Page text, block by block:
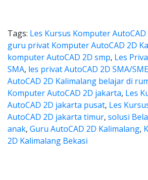
Tags: Les Kursus Komputer
guru privat Komputer AutoCAD 2D
komputer AutoCAD 2D smp, Les
SMA, les privat AutoCAD 2D SMA/
AutoCAD 2D Kalimalang belajar di
Komputer AutoCAD 2D jakarta, Les
AutoCAD 2D jakarta pusat, Les
AutoCAD 2D jakarta timur, solusi
anak, Guru AutoCAD 2D Kalimalang,
2D Kalimalang Bekasi